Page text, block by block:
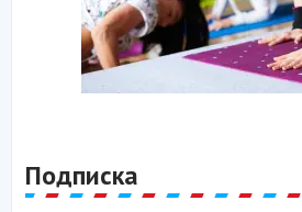
Подписка